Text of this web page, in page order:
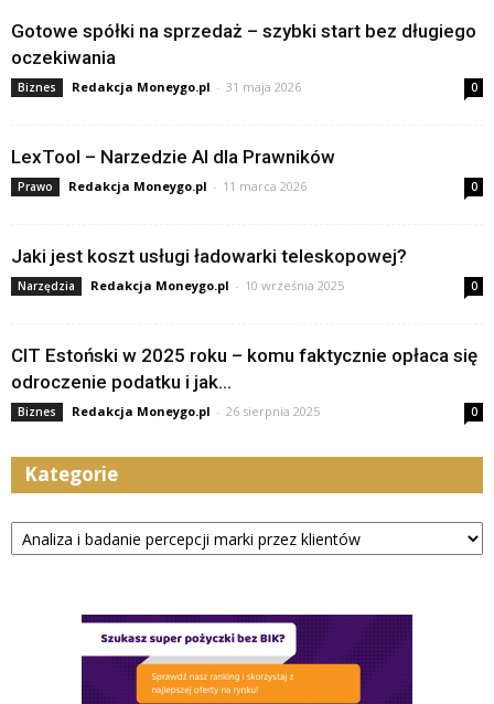
Gotowe spółki na sprzedaż – szybki start bez długiego
oczekiwania
Biznes Redakcja Moneygo.pl - 31 maja 2026 0
LexTool – Narzedzie AI dla Prawników
Prawo Redakcja Moneygo.pl - 11 marca 2026 0
Jaki jest koszt usługi ładowarki teleskopowej?
Narzędzia Redakcja Moneygo.pl - 10 września 2025 0
CIT Estoński w 2025 roku – komu faktycznie opłaca się
odroczenie podatku i jak...
Biznes Redakcja Moneygo.pl - 26 sierpnia 2025 0
Kategorie
Kategorie